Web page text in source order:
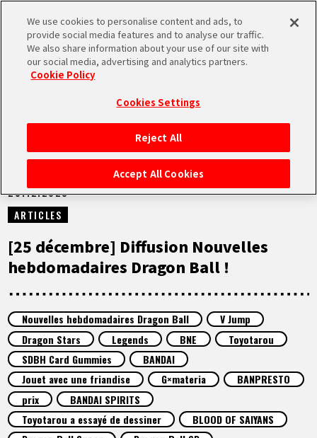
MEN
ACCUEIL
NEWS
À NE PAS MANQUER
ARTICLES
À PROPOS
LANGUAGE
NEWS
25.12.2023
ARTICLES
[25 décembre] Diffusion Nouvelles
hebdomadaires Dragon Ball !
Nouvelles hebdomadaires Dragon Ball
V Jump
Dragon Stars
Legends BNE
Toyotarou
SDBH Card Gummies
BANDAI
Jouet avec une friandise
G×materia
BANPRESTO
prix
BANDAI SPIRITS
Toyotarou a essayé de dessiner
BLOOD OF SAIYANS
We use cookies to personalise content and ads, to
provide social media features and to analyse our traffic.
We also share information about your use of our site with
our social media, advertising and analytics partners.
Cookie Policy
Cookies Settings
Reject All
Accept All Cookies